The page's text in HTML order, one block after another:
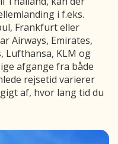
i f.eks.
Frankfurt eller
Airways, Emirates,
Lufthansa, KLM og
afgange fra både
rejsetid varierer
af, hvor lang tid du